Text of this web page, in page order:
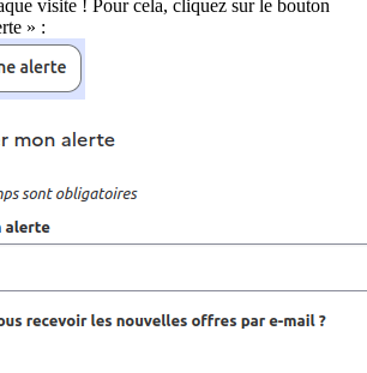
visite ! Pour cela, cliquez sur le bouton
» :